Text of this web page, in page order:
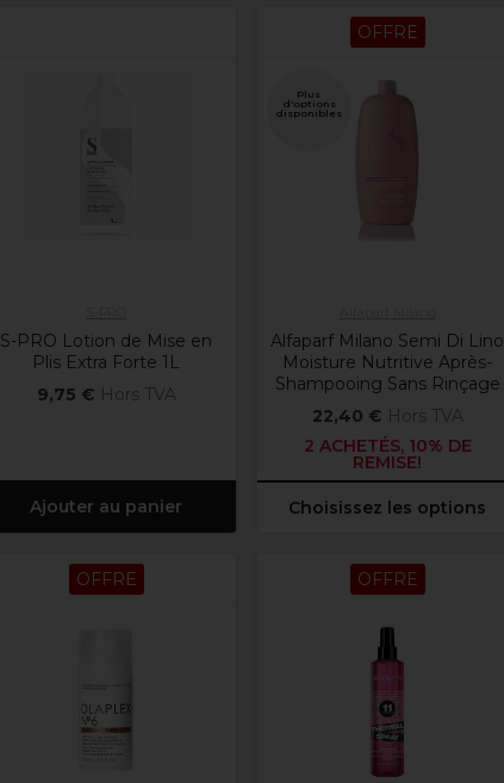
S-PRO Lotion de Mise en
Plis Extra Forte 1L
9,75 € Hors TVA
Ajouter au panier
OFFRE
Plus
d'options
disponibles
Alfaparf Milano Semi Di Lino
Moisture Nutritive Après-
Shampooing Sans Rinçage
22,40 € Hors TVA
2 ACHETÉS, 10% DE
REMISE!
Choisissez les options
OFFRE OFFRE